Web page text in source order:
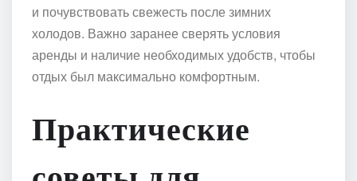
и почувствовать свежесть после зимних
холодов. Важно заранее сверять условия
аренды и наличие необходимых удобств, чтобы
отдых был максимально комфортным.
Практические